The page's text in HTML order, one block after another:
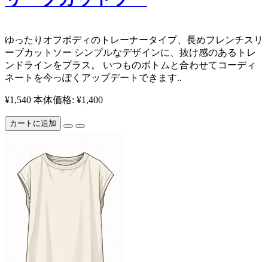
ゆったりオフボディのトレーナータイプ、長めフレンチスリ
ーブカットソー シンプルなデザインに、抜け感のあるトレ
ンドラインをプラス。 いつものボトムと合わせてコーディ
ネートを今っぽくアップデートできます..
¥1,540 本体価格: ¥1,400
カートに追加